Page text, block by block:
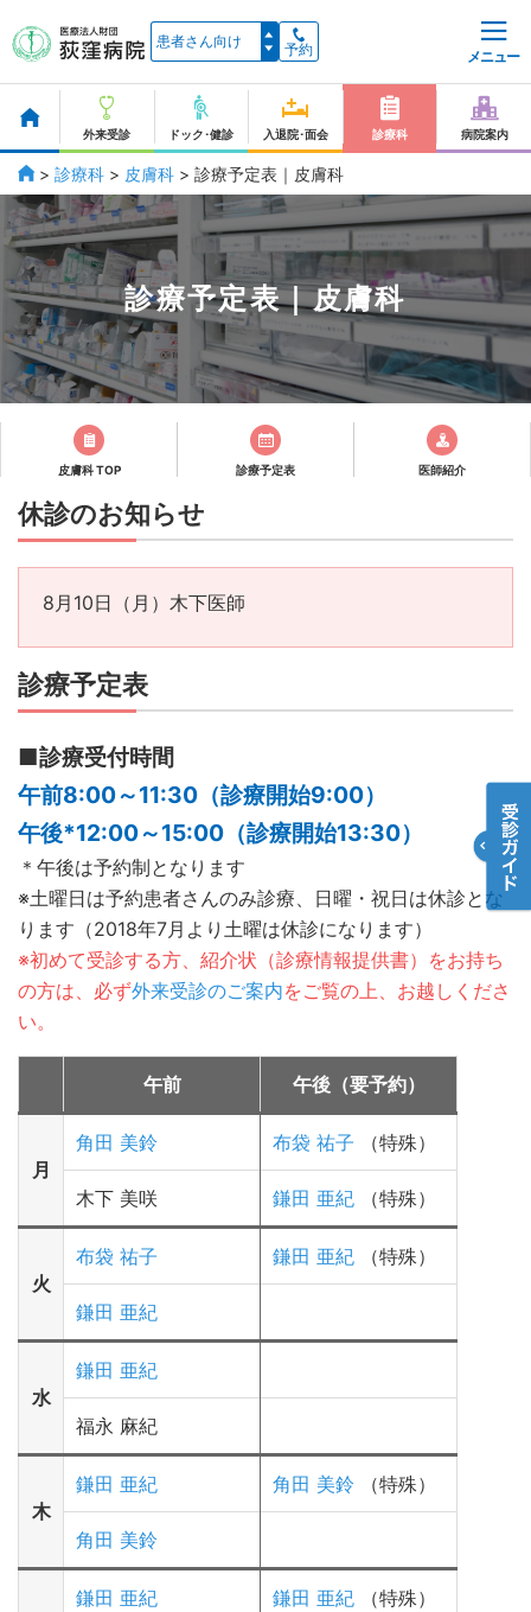
予約 メニュー
外来受診 ドック･健診 入退院･面会 診療科 病院案内
> 診療科 > 皮膚科 > 診療予定表｜皮膚科
診療予定表｜皮膚科
皮膚科 TOP 診療予定表 医師紹介
休診のお知らせ
8月10日（月）木下医師
診療予定表
■診療受付時間
午前8:00～11:30（診療開始9:00）
午後*12:00～15:00（診療開始13:30）
＊午後は予約制となります
※土曜日は予約患者さんのみ診療、日曜・祝日は休診とな
ります（2018年7月より土曜は休診になります）
※初めて受診する方、紹介状（診療情報提供書）をお持ち
の方は、必ず外来受診のご案内をご覧の上、お越しくださ
い。
午前 午後（要予約）
月
角田 美鈴 布袋 祐子 （特殊）
木下 美咲 鎌田 亜紀 （特殊）
火
布袋 祐子 鎌田 亜紀 （特殊）
鎌田 亜紀
水
鎌田 亜紀
福永 麻紀
木
鎌田 亜紀 角田 美鈴 （特殊）
角田 美鈴
鎌田 亜紀 鎌田 亜紀 （特殊）